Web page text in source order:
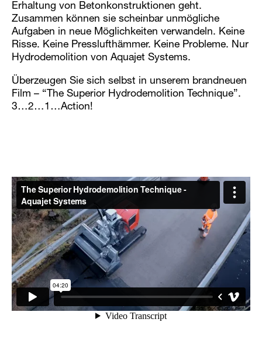
Erhaltung von Betonkonstruktionen geht.
Zusammen können sie scheinbar unmögliche
Aufgaben in neue Möglichkeiten verwandeln. Keine
Risse. Keine Presslufthämmer. Keine Probleme. Nur
Hydrodemolition von Aquajet Systems.
Überzeugen Sie sich selbst in unserem brandneuen
Film – “The Superior Hydrodemolition Technique”.
3…2…1…Action!